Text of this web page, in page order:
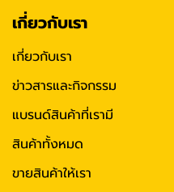
เกี่ยวกับเรา
เกี่ยวกับเรา
ข่าวสารและกิจกรรม
แบรนด์สินค้าที่เรามี
สินค้าทั้งหมด
ขายสินค้าให้เรา